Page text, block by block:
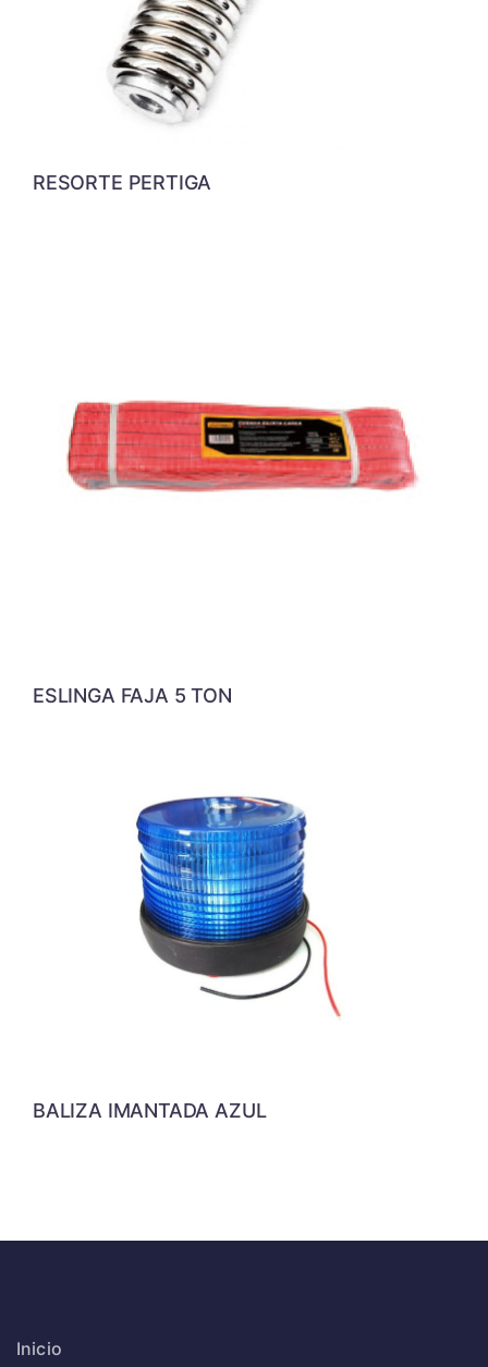
RESORTE PERTIGA
ESLINGA FAJA 5 TON
BALIZA IMANTADA AZUL
Inicio